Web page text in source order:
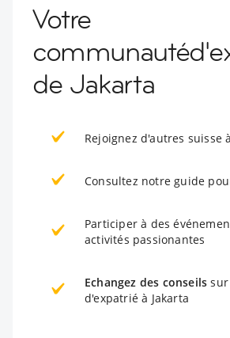
Votre
de Jakarta
Rejoignez d'autres suisse
Consultez notre guide
Participer à des
activités passionantes
Echangez des conseils
d'expatrié à Jakarta